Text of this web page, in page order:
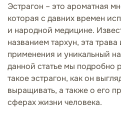
Эстрагон – это ароматная
которая с давних времен
и народной медицине.
названием тархун, эта
применения и уникальный
данной статье мы подробно
такое эстрагон, как он
выращивать, а также о его
сферах жизни человека.